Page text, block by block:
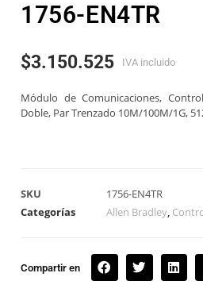
1756-EN4TR
$3.150.525 IVA incluido
Módulo de Comunicaciones,
Doble, Par Trenzado 10M/100M/1G,
SKU
1756-EN4TR
Categorías
Allen Bradley,
Compartir en